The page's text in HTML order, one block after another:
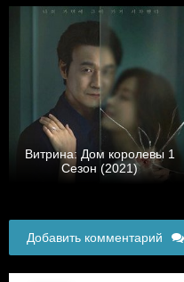
Витрина: Дом королевы 1
Сезон (2021)
Добавить комментарий